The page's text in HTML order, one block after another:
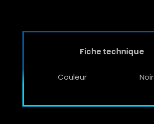
Fiche technique
Couleur Noir